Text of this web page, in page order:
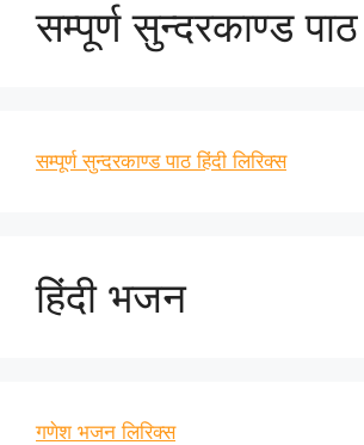
सम्पूर्ण सुन्दरकाण्ड पाठ
सम्पूर्ण सुन्दरकाण्ड पाठ हिंदी लिरिक्स
हिंदी भजन
गणेश भजन लिरिक्स